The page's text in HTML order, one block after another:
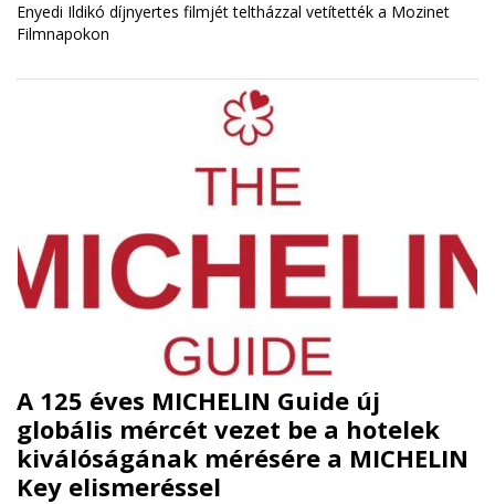
Enyedi Ildikó díjnyertes filmjét teltházzal vetítették a Mozinet
Filmnapokon
A 125 éves MICHELIN Guide új
globális mércét vezet be a hotelek
kiválóságának mérésére a MICHELIN
Key elismeréssel